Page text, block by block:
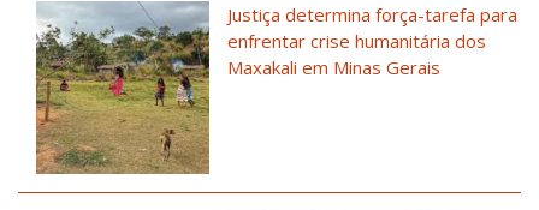
Justiça determina força-tarefa para
enfrentar crise humanitária dos
Maxakali em Minas Gerais